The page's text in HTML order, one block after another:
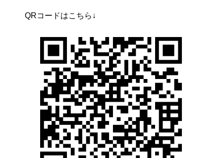
QRコードはこちら↓